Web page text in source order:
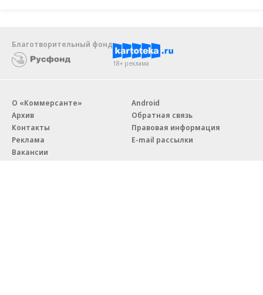
Благотворительный фонд
18+ реклама
О «Коммерсанте»
Архив
Контакты
Реклама
Вакансии
Android
Обратная связь
Правовая информация
E-mail рассылки